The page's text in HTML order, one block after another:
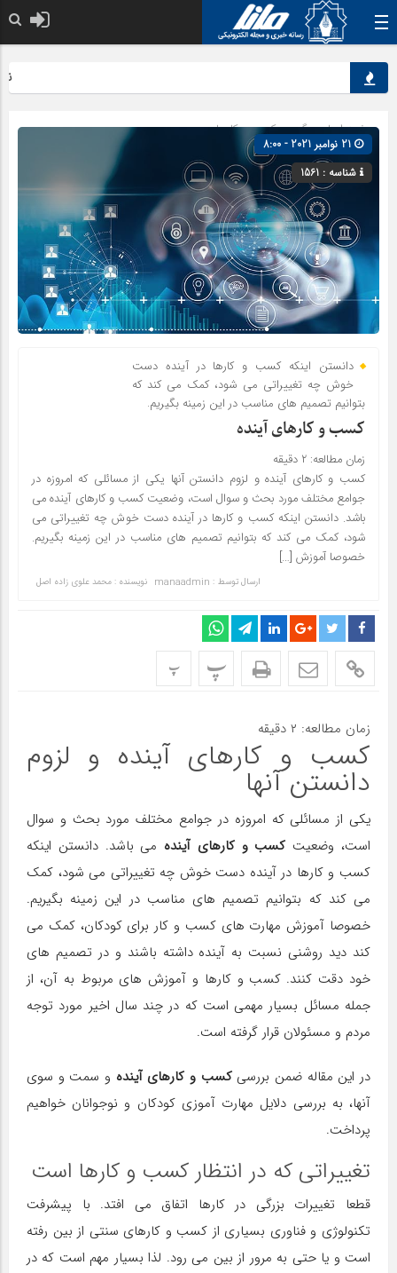
صفحه اصلی» گروه »کسب و کارها
شناسه : 1561
دانستن اینکه کسب و کارها در آینده دست
خوش چه تغییراتی می شود، کمک می کند که
بتوانیم تصمیم های مناسب در این زمینه بگیریم.
کسب و کارهای آینده
زمان مطالعه: ۲ دقیقه
کسب و کارهای آینده و لزوم دانستن آنها یکی از مسائلی که امروزه در
جوامع مختلف مورد بحث و سوال است، وضعیت کسب و کارهای آینده می
باشد. دانستن اینکه کسب و کارها در آینده دست خوش چه تغییراتی می
شود، کمک می کند که بتوانیم تصمیم های مناسب در این زمینه بگیریم.
خصوصا آموزش […]
ارسال توسط : manaadmin نویسنده : محمد علوی زاده اصل
پ پ
زمان مطالعه: ۲ دقیقه
کسب و کارهای آینده و لزوم
دانستن آنها
یکی از مسائلی که امروزه در جوامع مختلف مورد بحث و سوال
است، وضعیت کسب و کارهای آینده می باشد. دانستن اینکه
کسب و کارها در آینده دست خوش چه تغییراتی می شود، کمک
می کند که بتوانیم تصمیم های مناسب در این زمینه بگیریم.
خصوصا آموزش مهارت های کسب و کار برای کودکان، کمک می
کند دید روشنی نسبت به آینده داشته باشند و در تصمیم های
خود دقت کنند. کسب و کارها و آموزش های مربوط به آن، از
جمله مسائل بسیار مهمی است که در چند سال اخیر مورد توجه
مردم و مسئولان قرار گرفته است.
در این مقاله ضمن بررسیکسب و کارهای آینده و سمت و سوی
آنها، به بررسی دلایل مهارت آموزی کودکان و نوجوانان خواهیم
پرداخت.
تغییراتی که در انتظار کسب و کارها است
قطعا تغییرات بزرگی در کارها اتفاق می افتد. با پیشرفت
تکنولوژی و فناوری بسیاری از کسب و کارهای سنتی از بین رفته
است و یا حتی به مرور از بین می رود. لذا بسیار مهم است که در